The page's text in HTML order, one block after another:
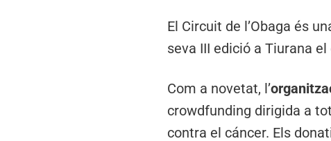
El Circuit de l’Obaga és
seva III edició a Tiurana
Com a novetat, l’
crowdfunding dirigida a
contra el cáncer. Els